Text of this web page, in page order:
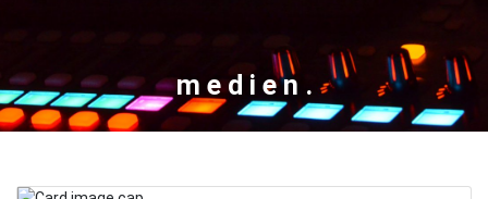
m e d i e n .